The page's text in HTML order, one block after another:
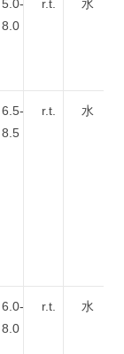
5.0-
8.0
r.t. 水
6.5-
8.5
r.t. 水
6.0-
8.0
r.t. 水